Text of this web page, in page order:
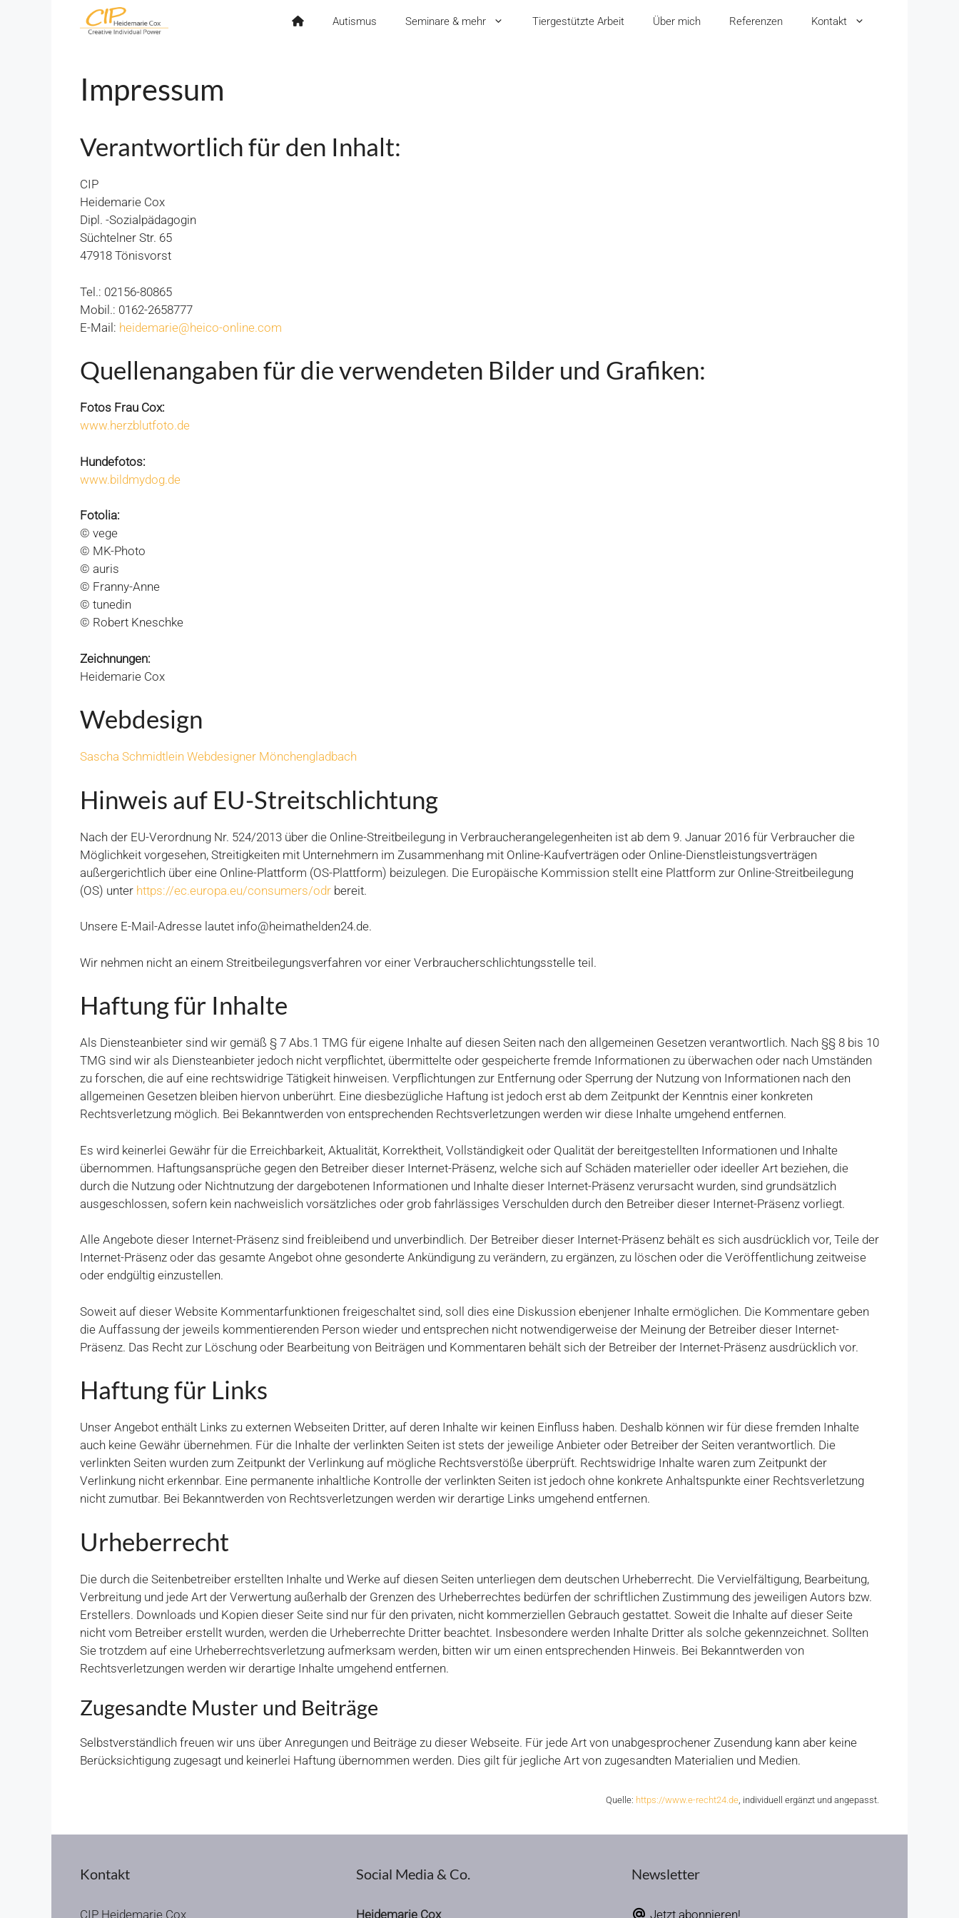
Autismus Seminare & mehr Tiergestützte Arbeit Über mich Referenzen Kontakt
Impressum
Verantwortlich für den Inhalt:
CIP
Heidemarie Cox
Dipl. -Sozialpädagogin
Süchtelner Str. 65
47918 Tönisvorst
Tel.: 02156-80865
Mobil.: 0162-2658777
E-Mail: heidemarie@heico-online.com
Quellenangaben für die verwendeten Bilder und Grafiken:
Fotos Frau Cox:
www.herzblutfoto.de
Hundefotos:
www.bildmydog.de
Fotolia:
© vege
© MK-Photo
© auris
© Franny-Anne
© tunedin
© Robert Kneschke
Zeichnungen:
Heidemarie Cox
Webdesign
Sascha Schmidtlein Webdesigner Mönchengladbach
Hinweis auf EU-Streitschlichtung
Nach der EU-Verordnung Nr. 524/2013 über die Online-Streitbeilegung in Verbraucherangelegenheiten ist ab dem 9. Januar 2016 für Verbraucher die
Möglichkeit vorgesehen, Streitigkeiten mit Unternehmern im Zusammenhang mit Online-Kaufverträgen oder Online-Dienstleistungsverträgen
außergerichtlich über eine Online-Plattform (OS-Plattform) beizulegen. Die Europäische Kommission stellt eine Plattform zur Online-Streitbeilegung
(OS) unter https://ec.europa.eu/consumers/odr bereit.
Unsere E-Mail-Adresse lautet info@heimathelden24.de.
Wir nehmen nicht an einem Streitbeilegungsverfahren vor einer Verbraucherschlichtungsstelle teil.
Haftung für Inhalte
Als Diensteanbieter sind wir gemäß § 7 Abs.1 TMG für eigene Inhalte auf diesen Seiten nach den allgemeinen Gesetzen verantwortlich. Nach §§ 8 bis 10
TMG sind wir als Diensteanbieter jedoch nicht verpflichtet, übermittelte oder gespeicherte fremde Informationen zu überwachen oder nach Umständen
zu forschen, die auf eine rechtswidrige Tätigkeit hinweisen. Verpflichtungen zur Entfernung oder Sperrung der Nutzung von Informationen nach den
allgemeinen Gesetzen bleiben hiervon unberührt. Eine diesbezügliche Haftung ist jedoch erst ab dem Zeitpunkt der Kenntnis einer konkreten
Rechtsverletzung möglich. Bei Bekanntwerden von entsprechenden Rechtsverletzungen werden wir diese Inhalte umgehend entfernen.
Es wird keinerlei Gewähr für die Erreichbarkeit, Aktualität, Korrektheit, Vollständigkeit oder Qualität der bereitgestellten Informationen und Inhalte
übernommen. Haftungsansprüche gegen den Betreiber dieser Internet-Präsenz, welche sich auf Schäden materieller oder ideeller Art beziehen, die
durch die Nutzung oder Nichtnutzung der dargebotenen Informationen und Inhalte dieser Internet-Präsenz verursacht wurden, sind grundsätzlich
ausgeschlossen, sofern kein nachweislich vorsätzliches oder grob fahrlässiges Verschulden durch den Betreiber dieser Internet-Präsenz vorliegt.
Alle Angebote dieser Internet-Präsenz sind freibleibend und unverbindlich. Der Betreiber dieser Internet-Präsenz behält es sich ausdrücklich vor, Teile der
Internet-Präsenz oder das gesamte Angebot ohne gesonderte Ankündigung zu verändern, zu ergänzen, zu löschen oder die Veröffentlichung zeitweise
oder endgültig einzustellen.
Soweit auf dieser Website Kommentarfunktionen freigeschaltet sind, soll dies eine Diskussion ebenjener Inhalte ermöglichen. Die Kommentare geben
die Auffassung der jeweils kommentierenden Person wieder und entsprechen nicht notwendigerweise der Meinung der Betreiber dieser Internet-
Präsenz. Das Recht zur Löschung oder Bearbeitung von Beiträgen und Kommentaren behält sich der Betreiber der Internet-Präsenz ausdrücklich vor.
Haftung für Links
Unser Angebot enthält Links zu externen Webseiten Dritter, auf deren Inhalte wir keinen Einfluss haben. Deshalb können wir für diese fremden Inhalte
auch keine Gewähr übernehmen. Für die Inhalte der verlinkten Seiten ist stets der jeweilige Anbieter oder Betreiber der Seiten verantwortlich. Die
verlinkten Seiten wurden zum Zeitpunkt der Verlinkung auf mögliche Rechtsverstöße überprüft. Rechtswidrige Inhalte waren zum Zeitpunkt der
Verlinkung nicht erkennbar. Eine permanente inhaltliche Kontrolle der verlinkten Seiten ist jedoch ohne konkrete Anhaltspunkte einer Rechtsverletzung
nicht zumutbar. Bei Bekanntwerden von Rechtsverletzungen werden wir derartige Links umgehend entfernen.
Urheberrecht
Die durch die Seitenbetreiber erstellten Inhalte und Werke auf diesen Seiten unterliegen dem deutschen Urheberrecht. Die Vervielfältigung, Bearbeitung,
Verbreitung und jede Art der Verwertung außerhalb der Grenzen des Urheberrechtes bedürfen der schriftlichen Zustimmung des jeweiligen Autors bzw.
Erstellers. Downloads und Kopien dieser Seite sind nur für den privaten, nicht kommerziellen Gebrauch gestattet. Soweit die Inhalte auf dieser Seite
nicht vom Betreiber erstellt wurden, werden die Urheberrechte Dritter beachtet. Insbesondere werden Inhalte Dritter als solche gekennzeichnet. Sollten
Sie trotzdem auf eine Urheberrechtsverletzung aufmerksam werden, bitten wir um einen entsprechenden Hinweis. Bei Bekanntwerden von
Rechtsverletzungen werden wir derartige Inhalte umgehend entfernen.
Zugesandte Muster und Beiträge
Selbstverständlich freuen wir uns über Anregungen und Beiträge zu dieser Webseite. Für jede Art von unabgesprochener Zusendung kann aber keine
Berücksichtigung zugesagt und keinerlei Haftung übernommen werden. Dies gilt für jegliche Art von zugesandten Materialien und Medien.
Quelle: https://www.e-recht24.de , individuell ergänzt und angepasst.
Kontakt
CIP Heidemarie Cox
Social Media & Co.
Heidemarie Cox
Newsletter
Jetzt abonnieren!